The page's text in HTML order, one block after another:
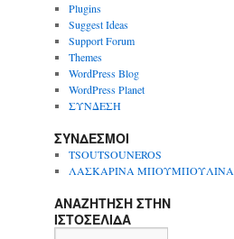
Plugins
Suggest Ideas
Support Forum
Themes
WordPress Blog
WordPress Planet
ΣΥΝΔΕΣΗ
ΣΥΝΔΕΣΜΟΙ
TSOUTSOUNEROS
ΛΑΣΚΑΡΙΝΑ ΜΠΟΥΜΠΟΥΛΙΝΑ
ΑΝΑΖΗΤΗΣΗ ΣΤΗΝ
ΙΣΤΟΣΕΛΙΔΑ